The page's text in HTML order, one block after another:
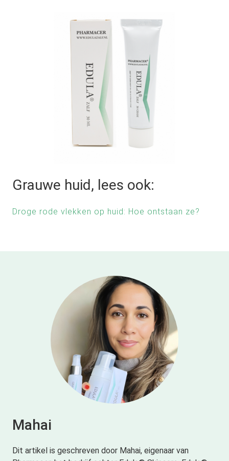
Grauwe huid, lees ook:
Droge rode vlekken op huid: Hoe ontstaan ze?
Mahai
Dit artikel is geschreven door Mahai, eigenaar van